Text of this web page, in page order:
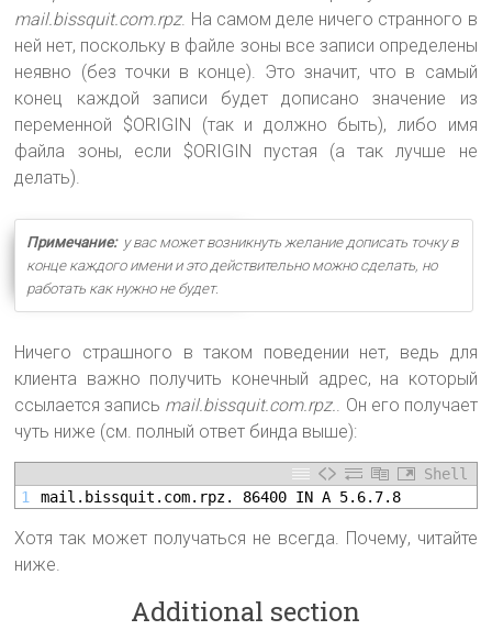
mail.bissquit.com.rpz. На самом деле ничего странного в
ней нет, поскольку в файле зоны все записи определены
неявно (без точки в конце). Это значит, что в самый
конец каждой записи будет дописано значение из
переменной $ORIGIN (так и должно быть), либо имя
файла зоны, если $ORIGIN пустая (а так лучше не
делать).
Примечание:у вас может возникнуть желание дописать точку в
конце каждого имени и это действительно можно сделать, но
работать как нужно не будет.
Ничего страшного в таком поведении нет, ведь для
клиента важно получить конечный адрес, на который
ссылается запись mail.bissquit.com.rpz.. Он его получает
чуть ниже (см. полный ответ бинда выше):
Shell
1
mail.bissquit.com.rpz. 86400 IN A 5.6.7.8
Хотя так может получаться не всегда. Почему, читайте
ниже.
Additional section